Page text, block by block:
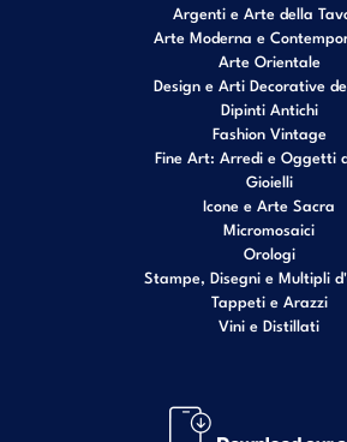
Argenti e Arte della
Arte Moderna e
Arte Orientale
Design e Arti Decorative
Dipinti Antichi
Fashion Vintage
Fine Art: Arredi e Oggetti
Gioielli
Icone e Arte Sacra
Micromosaici
Orologi
Stampe, Disegni e Multipli
Tappeti e Arazzi
Vini e Distillati